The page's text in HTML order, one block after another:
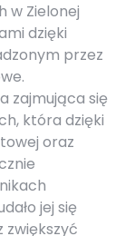
w Zielonej
dzięki
przez
zajmująca się
która dzięki
oraz
jej się